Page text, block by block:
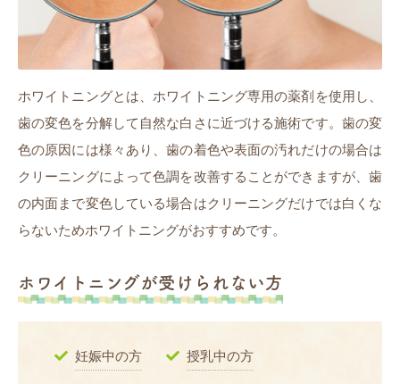
ホワイトニングとは、ホワイトニング専用の薬剤を使用し、
歯の変色を分解して自然な白さに近づける施術です。歯の変
色の原因には様々あり、歯の着色や表面の汚れだけの場合は
クリーニングによって色調を改善することができますが、歯
の内面まで変色している場合はクリーニングだけでは白くな
らないためホワイトニングがおすすめです。
ホワイトニングが受けられない方
妊娠中の方 授乳中の方